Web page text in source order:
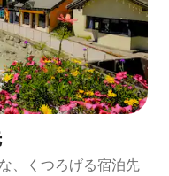
、くつろげる宿泊先